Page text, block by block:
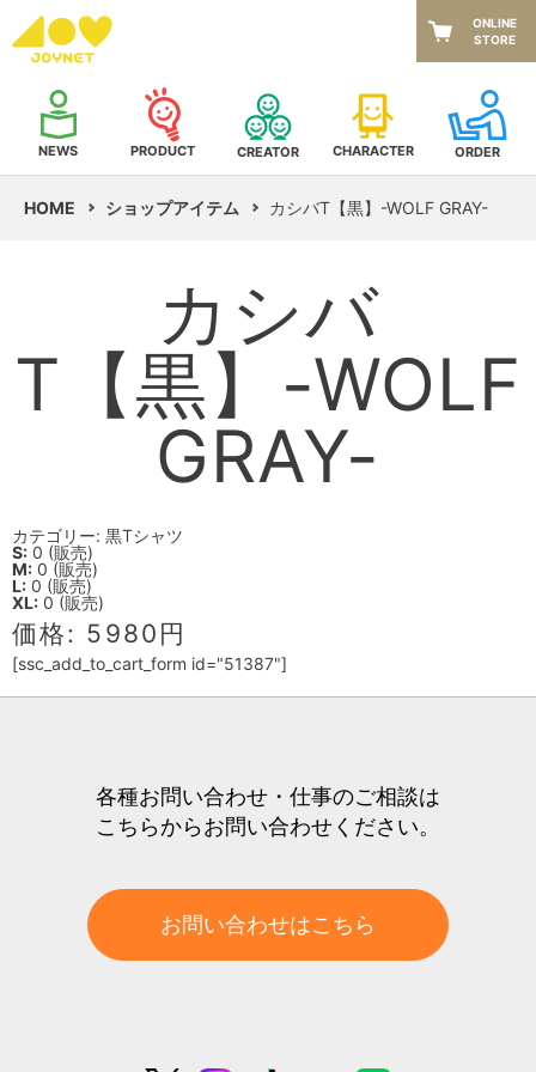
NEWS PRODUCT CREATOR CHARACTER ORDER
ONLINE
STORE
HOME ショップアイテム カシバT【黒】-WOLF GRAY-
カシバ
T【黒】-WOLF
GRAY-
カテゴリー: 黒Tシャツ
S: 0 (販売)
M: 0 (販売)
L: 0 (販売)
XL: 0 (販売)
価格: 5980円
[ssc_add_to_cart_form id="51387"]
各種お問い合わせ・仕事のご相談は
こちらからお問い合わせください。
お問い合わせはこちら